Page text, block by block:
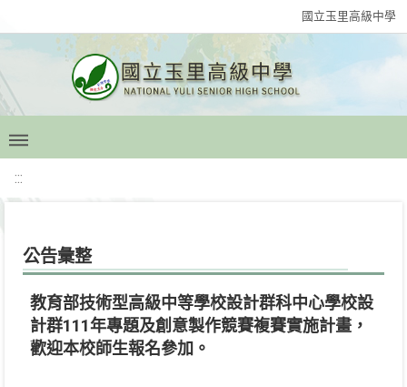
國立玉里高級中學
:::
公告彙整
教育部技術型高級中等學校設計群科中心學校設
計群111年專題及創意製作競賽複賽實施計畫，
歡迎本校師生報名參加。